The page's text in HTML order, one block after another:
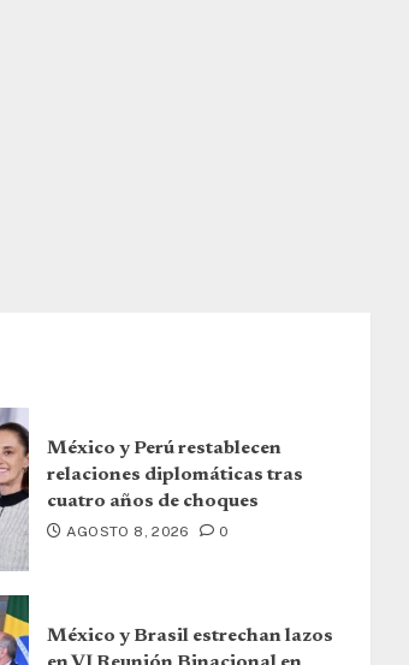
México y Perú restablecen
relaciones diplomáticas tras
cuatro años de choques
AGOSTO 8, 2026 0
México y Brasil estrechan lazos